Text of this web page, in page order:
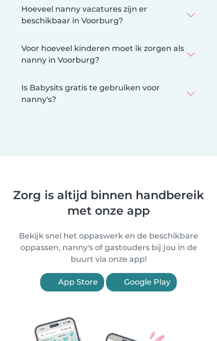
Hoeveel nanny vacatures zijn er
beschikbaar in Voorburg?
Voor hoeveel kinderen moet ik zorgen als
nanny in Voorburg?
Is Babysits gratis te gebruiken voor
nanny's?
Zorg is altijd binnen handbereik
met onze app
Bekijk snel het oppaswerk en de beschikbare
oppassen, nanny's of gastouders bij jou in de
buurt via onze app!
App Store Google Play